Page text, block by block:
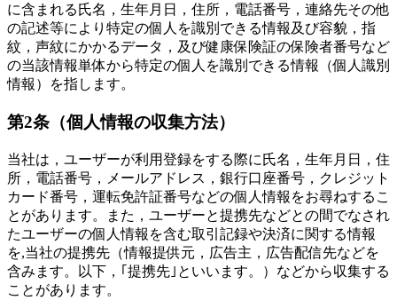
に含まれる氏名，生年月日，住所，電話番号，連絡先その他
の記述等により特定の個人を識別できる情報及び容貌，指
紋，声紋にかかるデータ，及び健康保険証の保険者番号など
の当該情報単体から特定の個人を識別できる情報（個人識別
情報）を指します。
第2条（個人情報の収集方法）
当社は，ユーザーが利用登録をする際に氏名，生年月日，住
所，電話番号，メールアドレス，銀行口座番号，クレジット
カード番号，運転免許証番号などの個人情報をお尋ねするこ
とがあります。また，ユーザーと提携先などとの間でなされ
たユーザーの個人情報を含む取引記録や決済に関する情報
を,当社の提携先（情報提供元，広告主，広告配信先などを
含みます。以下，｢提携先｣といいます。）などから収集する
ことがあります。